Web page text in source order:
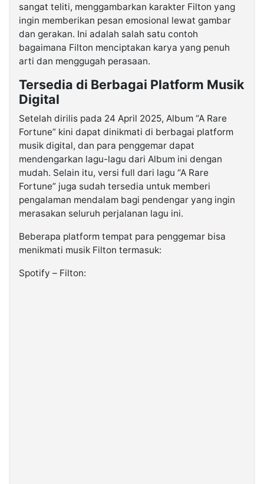
sangat teliti, menggambarkan karakter Filton yang
ingin memberikan pesan emosional lewat gambar
dan gerakan. Ini adalah salah satu contoh
bagaimana Filton menciptakan karya yang penuh
arti dan menggugah perasaan.
Tersedia di Berbagai Platform Musik
Digital
Setelah dirilis pada 24 April 2025, Album “A Rare
Fortune” kini dapat dinikmati di berbagai platform
musik digital, dan para penggemar dapat
mendengarkan lagu-lagu dari Album ini dengan
mudah. Selain itu, versi full dari lagu “A Rare
Fortune” juga sudah tersedia untuk memberi
pengalaman mendalam bagi pendengar yang ingin
merasakan seluruh perjalanan lagu ini.
Beberapa platform tempat para penggemar bisa
menikmati musik Filton termasuk:
Spotify – Filton: